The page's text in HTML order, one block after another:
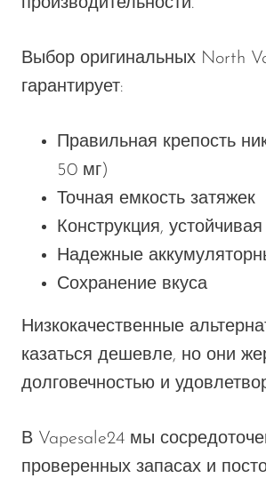
производительности.
Выбор оригинальных North
гарантирует:
Правильная крепость
50 мг)
Точная емкость затяжек
Конструкция,
Надежные
Сохранение вкуса
Низкокачественные
казаться дешевле, но они
долговечностью и
В Vapesale24 мы
проверенных запасах и